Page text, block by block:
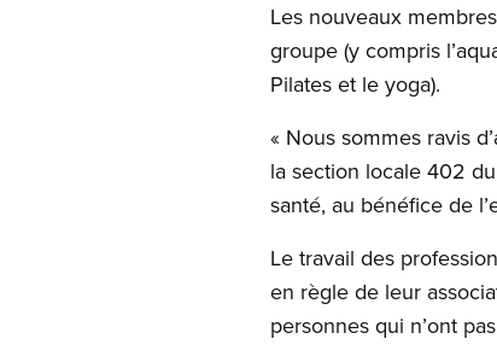
Les nouveaux
groupe (y compris
Pilates et le yoga).
« Nous sommes ravis
la section locale 402
santé, au bénéfice de
Le travail des
en règle de leur
personnes qui n’ont